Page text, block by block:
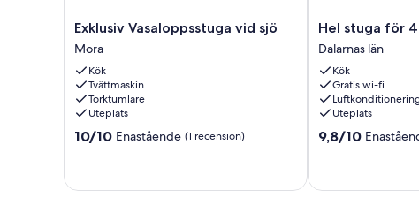
Exklusiv
Vasaloppsstuga
vid
sjö
Mora
Exklusiv Vasaloppsstuga vid sjö
Mora
Kök
Tvättmaskin
Torktumlare
Uteplats
10.0
10/10 Enastående (1 recension)
Hel
stuga
för
4
härlig
bymiljö
Dalarnas
Hel stuga för
Dalarnas län
Kök
Gratis wi-fi
Uteplats
9.8
9,8/10